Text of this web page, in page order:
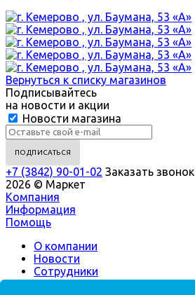
Вернуться к списку магазинов
Подписывайтесь
на новости и акции
Новости магазина
+7 (3842) 90-01-02 Заказать звонок
2026 © Маркет
Компания
Информация
Помощь
О компании
Новости
Сотрудники
Вакансии